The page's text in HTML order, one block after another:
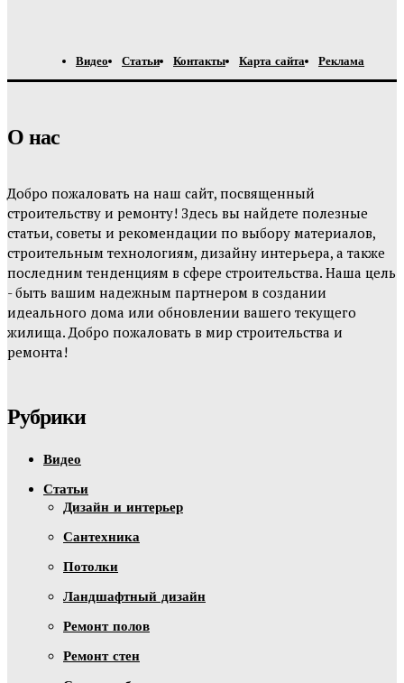
Видео Статьи Контакты Карта сайта Реклама
О нас
Добро пожаловать на наш сайт, посвященный
строительству и ремонту! Здесь вы найдете полезные
статьи, советы и рекомендации по выбору материалов,
строительным технологиям, дизайну интерьера, а также
последним тенденциям в сфере строительства. Наша цель
- быть вашим надежным партнером в создании
идеального дома или обновлении вашего текущего
жилища. Добро пожаловать в мир строительства и
ремонта!
Рубрики
Видео
Статьи
Дизайн и интерьер
Сантехника
Потолки
Ландшафтный дизайн
Ремонт полов
Ремонт стен